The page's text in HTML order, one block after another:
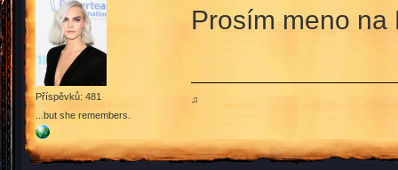
Příspěvků: 481
...but she remembers.
Prosím meno
♫